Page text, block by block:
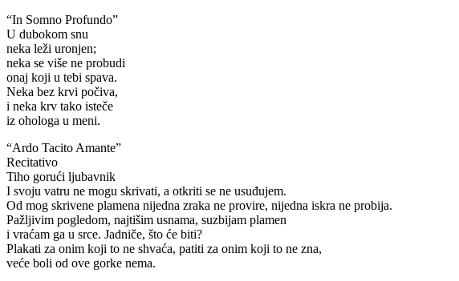
“In Somno Profundo”
U dubokom snu
neka leži uronjen;
neka se više ne probudi
onaj koji u tebi spava.
Neka bez krvi počiva,
i neka krv tako isteče
iz ohologa u meni.
“Ardo Tacito Amante”
Recitativo
Tiho gorući ljubavnik
I svoju vatru ne mogu skrivati, a otkriti se ne usuđujem.
Od mog skrivene plamena nijedna zraka ne provire, nijedna iskra ne probija.
Pažljivim pogledom, najtišim usnama, suzbijam plamen
i vraćam ga u srce. Jadniče, što će biti?
Plakati za onim koji to ne shvaća, patiti za onim koji to ne zna,
veće boli od ove gorke nema.